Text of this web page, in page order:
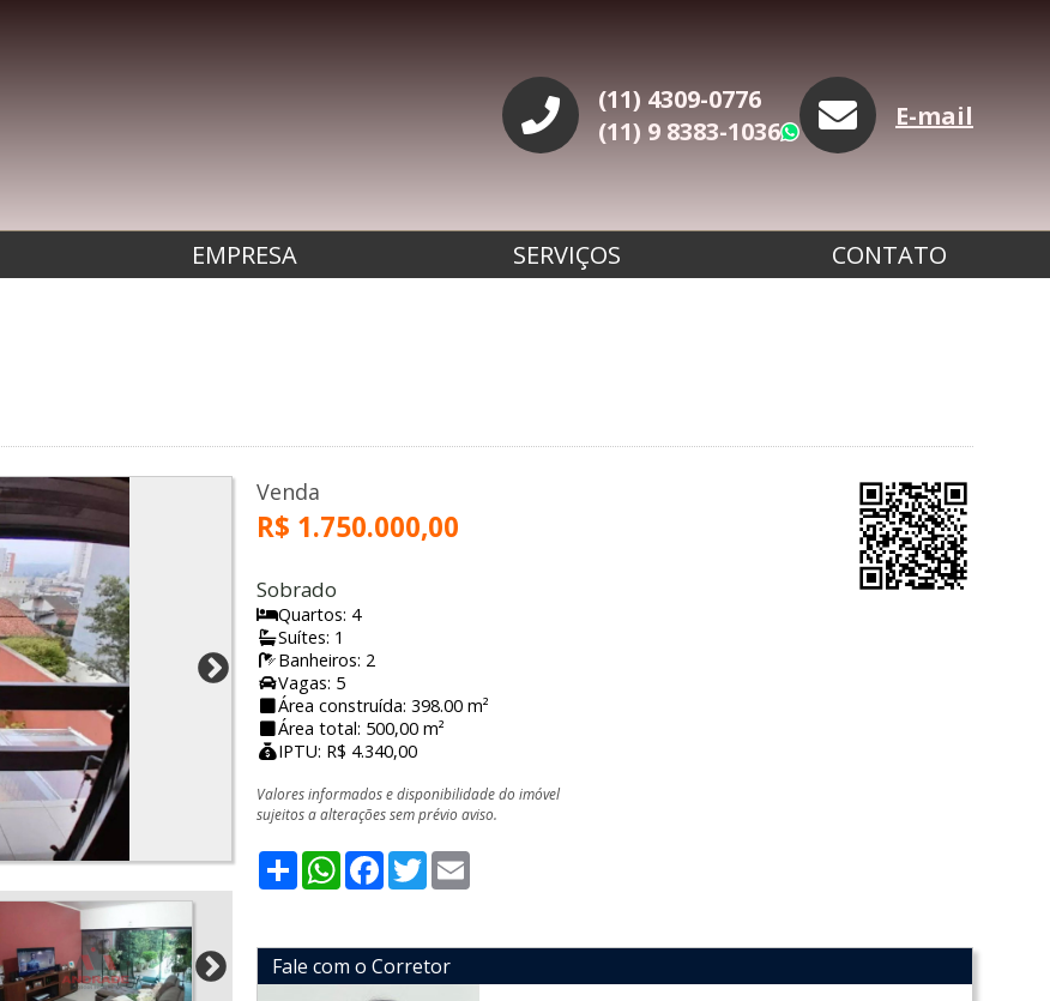
(11) 4309-0776
(11) 9 8383-1036
WhatsApp
E-mail
EMPRESA SERVIÇOS CONTATO
Venda
R$ 1.750.000,00
Sobrado
Quartos: 4
Suítes: 1
Banheiros: 2
Vagas: 5
Área construída: 398.00 m²
Área total: 500,00 m²
IPTU: R$ 4.340,00
Valores informados e disponibilidade do imóvel
sujeitos a alterações sem prévio aviso.
ShareWhatsApp
Facebook
Twitter
Fale com o Corretor